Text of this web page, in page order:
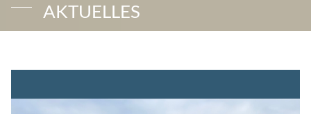
AKTUELLES